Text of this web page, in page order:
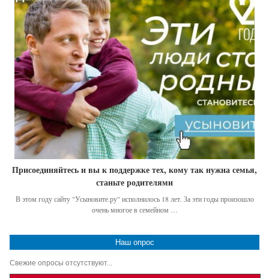
Присоединяйтесь и вы к поддержке тех, кому так нужна семья,
станьте родителями
В этом году сайту "Усыновите.ру" исполнилось 18 лет. За эти годы произошло
очень многое в семейном …
Наш опрос
Свежие опросы отсутствуют...